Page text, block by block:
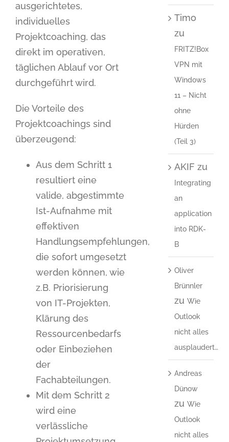
ausgerichtetes,
individuelles
Projektcoaching, das
direkt im operativen,
täglichen Ablauf vor Ort
durchgeführt wird.
Die Vorteile des
Projektcoachings sind
überzeugend:
Aus dem Schritt 1
resultiert eine
valide, abgestimmte
Ist-Aufnahme mit
effektiven
Handlungsempfehlungen,
die sofort umgesetzt
werden können, wie
z.B. Priorisierung
von IT-Projekten,
Klärung des
Ressourcenbedarfs
oder Einbeziehen
der
Fachabteilungen.
Mit dem Schritt 2
wird eine
verlässliche
Timo
zu
FRITZ!Box
VPN mit
Windows
11 – Nicht
ohne
Hürden
(Teil 3)
AKIF zu
Integrating
an
application
into RDK-
B
Oliver
Brünnler
zu Wie
Outlook
nicht alles
ausplaudert…
Andreas
Dünow
zu Wie
Outlook
nicht alles